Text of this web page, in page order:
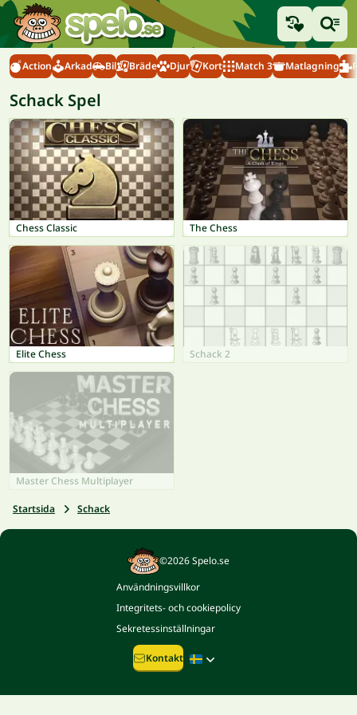
Action Arkad Bil Bräde Djur Kort Match 3 Matlagning
Schack Spel
Chess Classic The Chess
Elite Chess Schack 2
Master Chess Multiplayer
Startsida Schack
©2026 Spelo.se
Användningsvillkor
Integritets- och cookiepolicy
Sekretessinställningar
Kontakt